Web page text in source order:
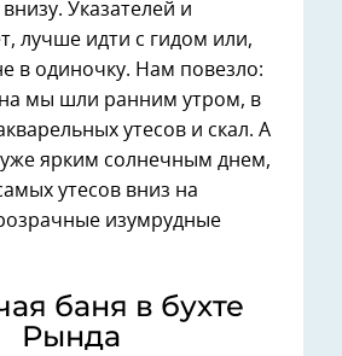
Указателей и
лучше идти с гидом или,
в одиночку. Нам повезло:
мы шли ранним утром, в
утесов и скал. А
ярким солнечным днем,
утесов вниз на
изумрудные
баня в бухте
Рында